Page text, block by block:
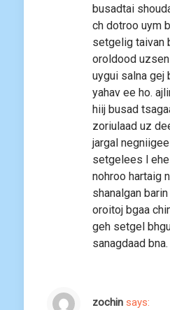
busadtai
ch dotroo uym
setgelig taivan
oroldood
uygui salna gej
yahav ee ho.
hiij busad
zoriulaad uz
jargal
setgelees l
nohroo hartaig
shanalgan
oroitoj bgaa
geh setgel
sanagdaad bna.
zochin says: